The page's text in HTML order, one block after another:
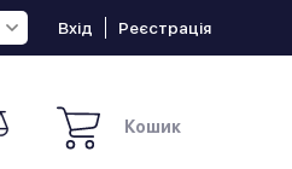
Вхід Реєстрація
Кошик